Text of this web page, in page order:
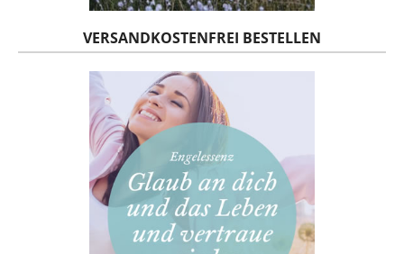
VERSANDKOSTENFREI BESTELLEN